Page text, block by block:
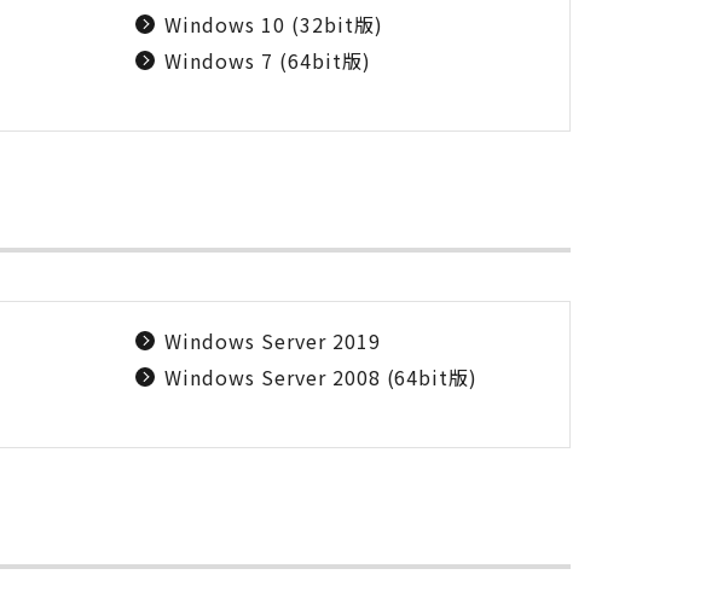
Windows 10 (32bit版)
Windows 7 (64bit版)
Windows Server 2019
Windows Server 2008 (64bit版)